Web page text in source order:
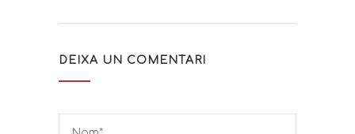
DEIXA UN COMENTARI